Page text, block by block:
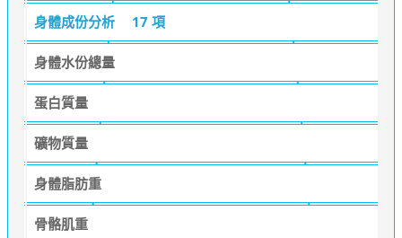
身體成份分析 17 項
身體水份總量
蛋白質量
礦物質量
身體脂肪重
骨骼肌重